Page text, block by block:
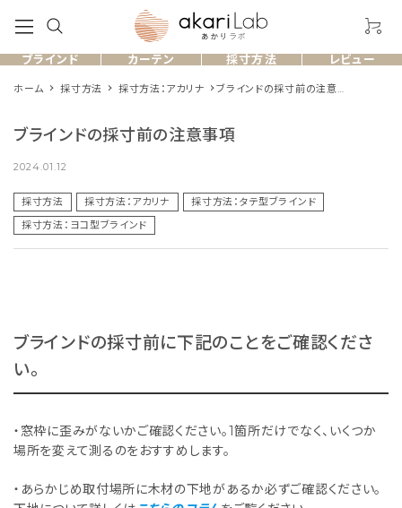
ブラインド カーテン 採寸方法 レビュー
製品一覧
お客様のレビュー
よくある質問
ショッピングガイド
お問い合わせ
ホーム 採寸方法 採寸方法：アカリナ
ブラインドの採寸前の注意事
ブラインドの採寸前の注意事項
2024.01.12
採寸方法 採寸方法：アカリナ
採寸方法：タテ型ブラインド
採寸方法：ヨコ型ブラインド
ブラインドの採寸前に下記のことをご確認くださ
い。
・窓枠に歪みがないかご確認ください。1箇所だけでなく、いくつか
場所を変えて測るのをおすすめします。
・あらかじめ取付場所に木材の下地があるか必ずご確認ください。